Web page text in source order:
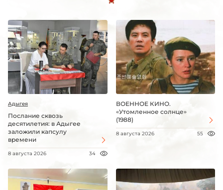
Адыгея
Послание сквозь
десятилетия: в Адыгее
заложили капсулу
времени
8 августа 2026 34
ВОЕННОЕ КИНО.
«Утомленное солнце»
(1988)
8 августа 2026 55